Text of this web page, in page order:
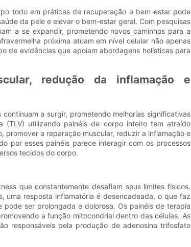
todo em práticas de recuperação e bem-estar pode
da pele e elevar o bem-estar geral. Com pesquisas
a se expandir, prometendo novos caminhos para a
próxima atuam em nível celular não apenas
de evidências que apoiam abordagens holísticas para
redução da inflamação e
a surgir, prometendo melhorias significativas
(TLV) utilizando painéis de corpo inteiro tem atraído
a reparação muscular, reduzir a inflamação e
por esses painéis parece interagir com os processos
tecidos do corpo.
que constantemente desafiam seus limites físicos.
uma resposta inflamatória é desencadeada, o que faz
ser prolongada e dolorosa. Os painéis de terapia
a função mitocondrial dentro das células. As
responsáveis ​​pela produção de adenosina trifosfato